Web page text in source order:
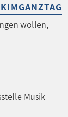
wollen,
Musik